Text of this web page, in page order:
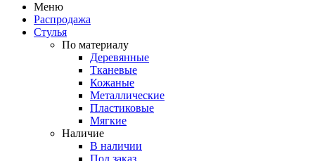
Меню
Распродажа
Стулья
По материалу
Деревянные
Тканевые
Кожаные
Металлические
Пластиковые
Мягкие
Наличие
В наличии
Под заказ